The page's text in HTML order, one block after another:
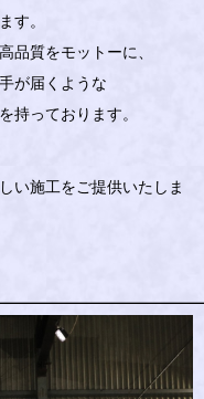
す。
品質をモットーに、
が届くような
持っております。
い施工をご提供いたしま